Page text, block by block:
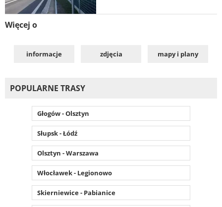
Więcej o
informacje zdjęcia mapy i plany
POPULARNE TRASY
Głogów - Olsztyn
Słupsk - Łódź
Olsztyn - Warszawa
Włocławek - Legionowo
Skierniewice - Pabianice